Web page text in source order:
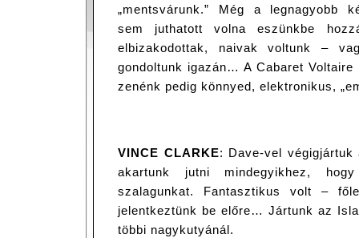
„mentsvárunk.” Még a legnagyobb
sem juthatott volna eszünkbe
elbizakodottak, naivak voltunk –
gondoltunk igazán… A Cabaret
zenénk pedig könnyed, elektronikus,
VINCE CLARKE: Dave-vel
akartunk jutni mindegyikhez,
szalagunkat. Fantasztikus volt –
jelentkeztünk be előre… Jártunk az
többi nagykutyánál.